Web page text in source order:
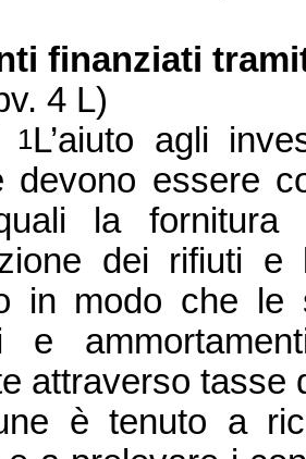
finanziati
4 L)
1L’aiuto agli
devono essere
la
dei rifiuti
in modo che le
e
attraverso tasse
è tenuto a